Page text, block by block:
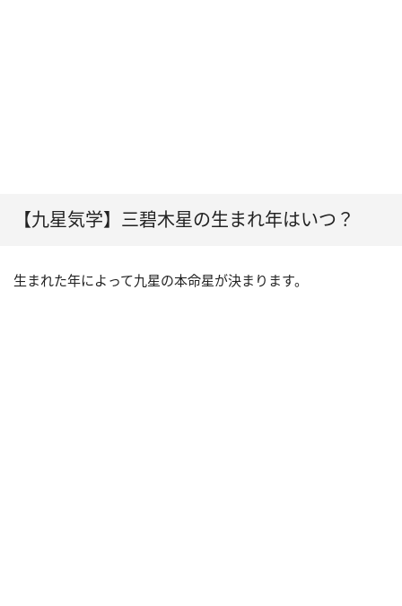
【九星気学】三碧木星の生まれ年はいつ？
生まれた年によって九星の本命星が決まります。